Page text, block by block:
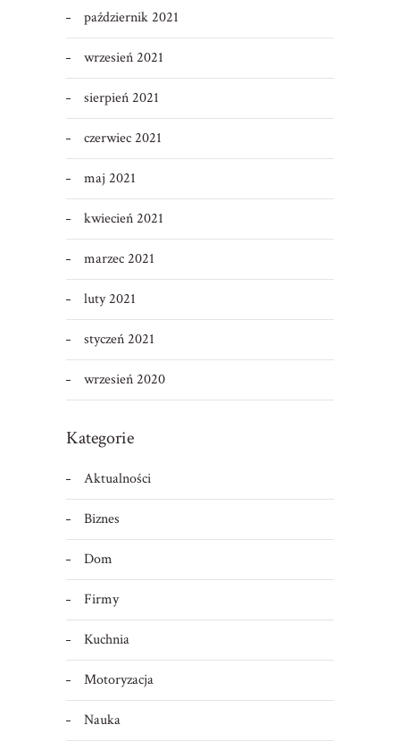
październik 2021
wrzesień 2021
sierpień 2021
czerwiec 2021
maj 2021
kwiecień 2021
marzec 2021
luty 2021
styczeń 2021
wrzesień 2020
Kategorie
Aktualności
Biznes
Dom
Firmy
Kuchnia
Motoryzacja
Nauka